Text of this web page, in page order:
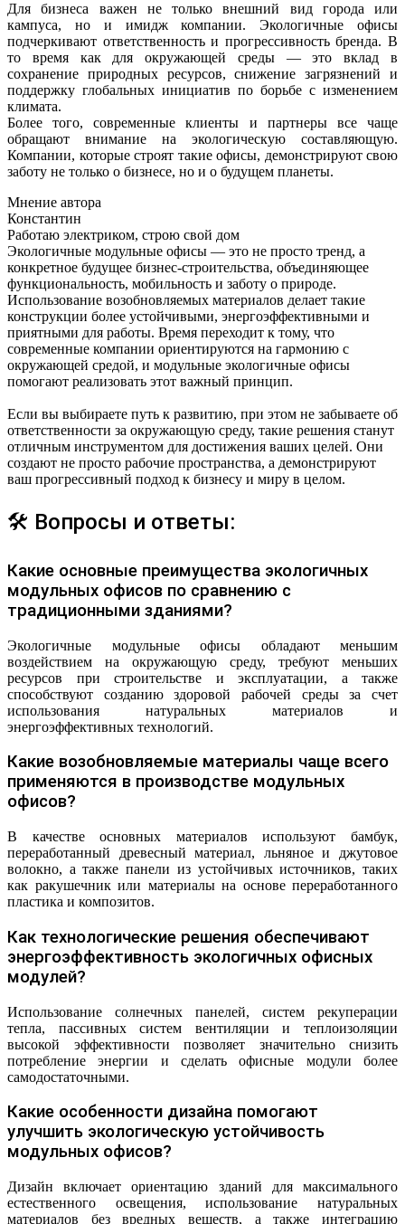
Для бизнеса важен не только внешний вид города или
кампуса, но и имидж компании. Экологичные офисы
подчеркивают ответственность и прогрессивность бренда. В
то время как для окружающей среды — это вклад в
сохранение природных ресурсов, снижение загрязнений и
поддержку глобальных инициатив по борьбе с изменением
климата.
Более того, современные клиенты и партнеры все чаще
обращают внимание на экологическую составляющую.
Компании, которые строят такие офисы, демонстрируют свою
заботу не только о бизнесе, но и о будущем планеты.
Мнение автора
Константин
Работаю электриком, строю свой дом
Экологичные модульные офисы — это не просто тренд, а
конкретное будущее бизнес-строительства, объединяющее
функциональность, мобильность и заботу о природе.
Использование возобновляемых материалов делает такие
конструкции более устойчивыми, энергоэффективными и
приятными для работы. Время переходит к тому, что
современные компании ориентируются на гармонию с
окружающей средой, и модульные экологичные офисы
помогают реализовать этот важный принцип.
Если вы выбираете путь к развитию, при этом не забываете об
ответственности за окружающую среду, такие решения станут
отличным инструментом для достижения ваших целей. Они
создают не просто рабочие пространства, а демонстрируют
ваш прогрессивный подход к бизнесу и миру в целом.
🛠 Вопросы и ответы:
Какие основные преимущества экологичных
модульных офисов по сравнению с
традиционными зданиями?
Экологичные модульные офисы обладают меньшим
воздействием на окружающую среду, требуют меньших
ресурсов при строительстве и эксплуатации, а также
способствуют созданию здоровой рабочей среды за счет
использования натуральных материалов и
энергоэффективных технологий.
Какие возобновляемые материалы чаще всего
применяются в производстве модульных
офисов?
В качестве основных материалов используют бамбук,
переработанный древесный материал, льняное и джутовое
волокно, а также панели из устойчивых источников, таких
как ракушечник или материалы на основе переработанного
пластика и композитов.
Как технологические решения обеспечивают
энергоэффективность экологичных офисных
модулей?
Использование солнечных панелей, систем рекуперации
тепла, пассивных систем вентиляции и теплоизоляции
высокой эффективности позволяет значительно снизить
потребление энергии и сделать офисные модули более
самодостаточными.
Какие особенности дизайна помогают
улучшить экологическую устойчивость
модульных офисов?
Дизайн включает ориентацию зданий для максимального
естественного освещения, использование натуральных
материалов без вредных веществ, а также интеграцию